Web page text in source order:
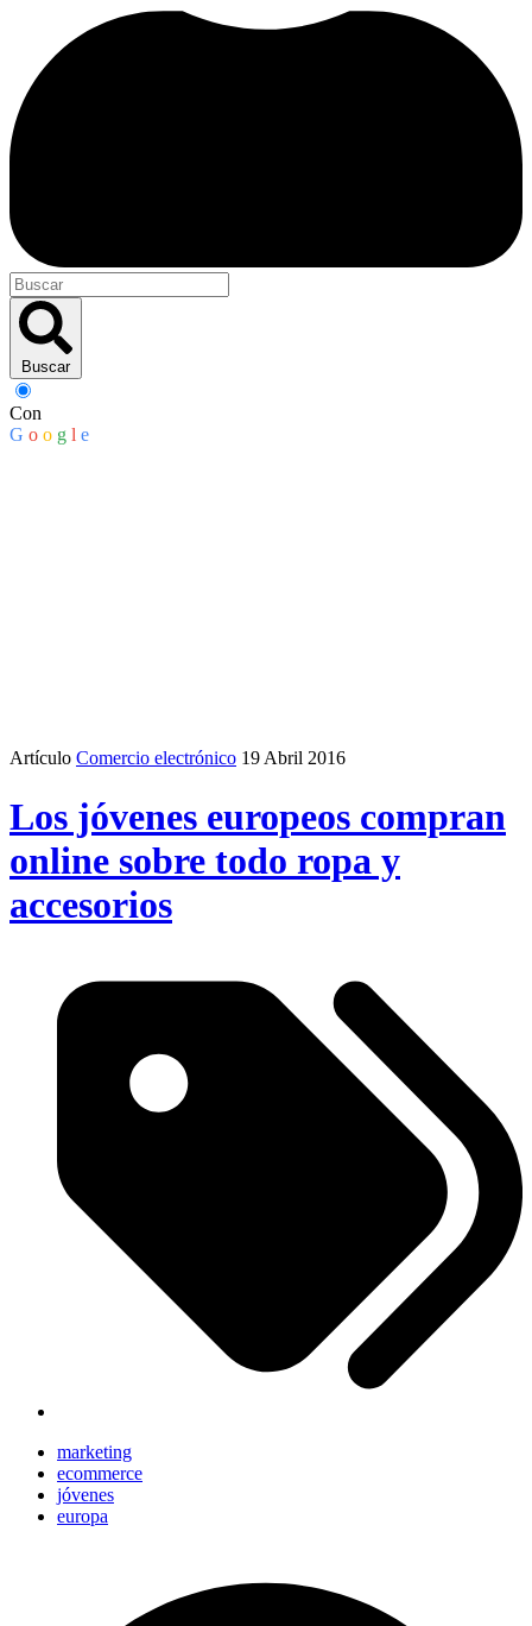
Buscar
Con
G o o g l e
Artículo Comercio electrónico 19 Abril 2016
Los jóvenes europeos compran
online sobre todo ropa y
accesorios
marketing
ecommerce
jóvenes
europa